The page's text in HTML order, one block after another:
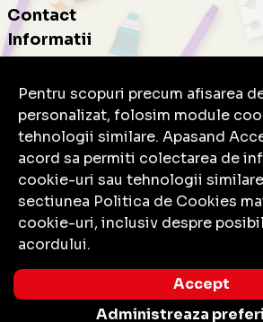
Contact
Informatii
© Copyright 2026 Koh-I-Noor.Toate
Solutie eCommerce
Pentru scopuri precum afisarea
personalizat, folosim module
tehnologii similare. Apasand
acord sa permiti colectarea de
cookie-uri sau tehnologii
sectiunea Politica de Cookies
cookie-uri, inclusiv despre
acordului.
Accept
Administreaza